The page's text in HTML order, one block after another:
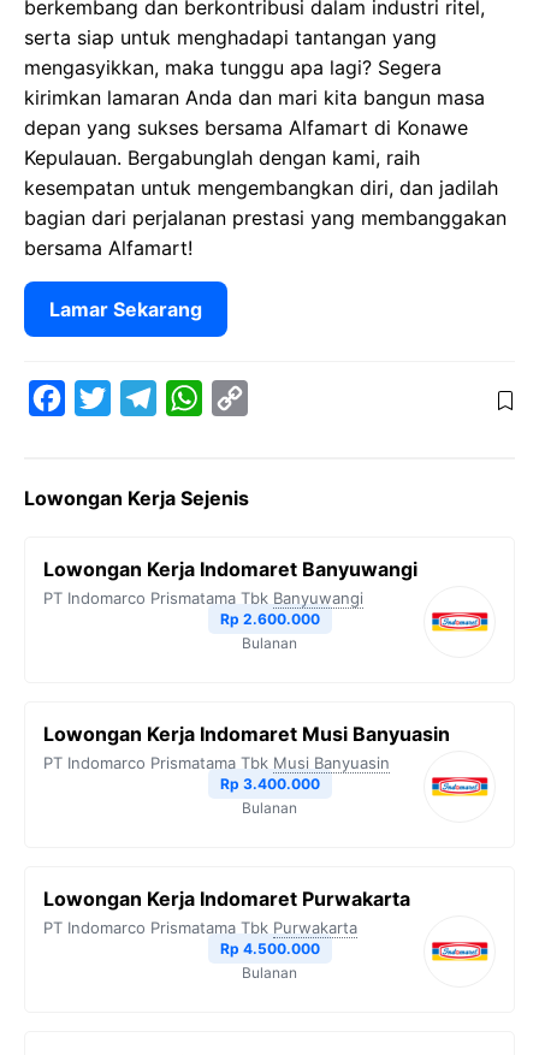
berkembang dan berkontribusi dalam industri ritel,
serta siap untuk menghadapi tantangan yang
mengasyikkan, maka tunggu apa lagi? Segera
kirimkan lamaran Anda dan mari kita bangun masa
depan yang sukses bersama Alfamart di Konawe
Kepulauan. Bergabunglah dengan kami, raih
kesempatan untuk mengembangkan diri, dan jadilah
bagian dari perjalanan prestasi yang membanggakan
bersama Alfamart!
Lamar Sekarang
e
o
t
e
e
r
W
t
A
y
i
n
k
Lowongan Kerja Sejenis
Lowongan Kerja Indomaret Banyuwangi
PT Indomarco Prismatama Tbk Banyuwangi
Rp 2.600.000
Bulanan
Lowongan Kerja Indomaret Musi Banyuasin
PT Indomarco Prismatama Tbk Musi Banyuasin
Rp 3.400.000
Bulanan
Lowongan Kerja Indomaret Purwakarta
PT Indomarco Prismatama Tbk Purwakarta
Rp 4.500.000
Bulanan